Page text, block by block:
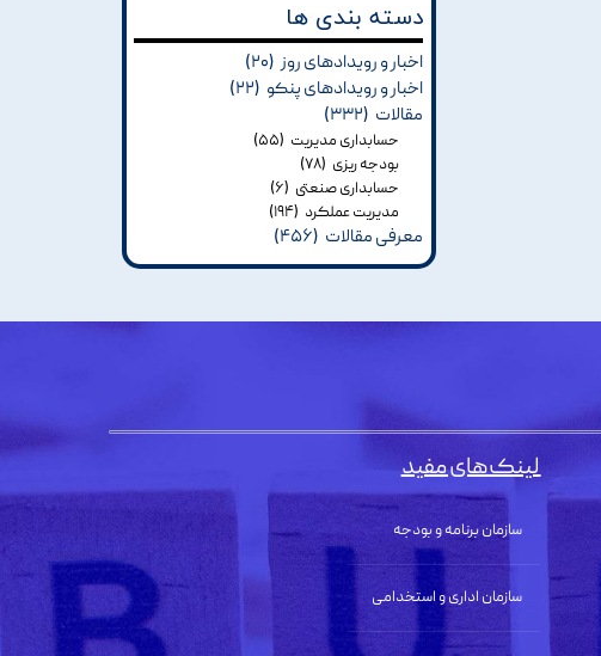
دسته بندی ها
اخبار و رویدادهای روز (۲۰)
اخبار و رویدادهای پنکو (۲۲)
مقالات (۳۳۲)
حسابداری مدیریت (۵۵)
بودجه ریزی (۷۸)
حسابداری صنعتی (۶)
مدیریت عملکرد (۱۹۴)
معرفی مقالات (۴۵۶)
لینک‌های مفید
سازمان برنامه و بودجه
سازمان اداری و استخدامی